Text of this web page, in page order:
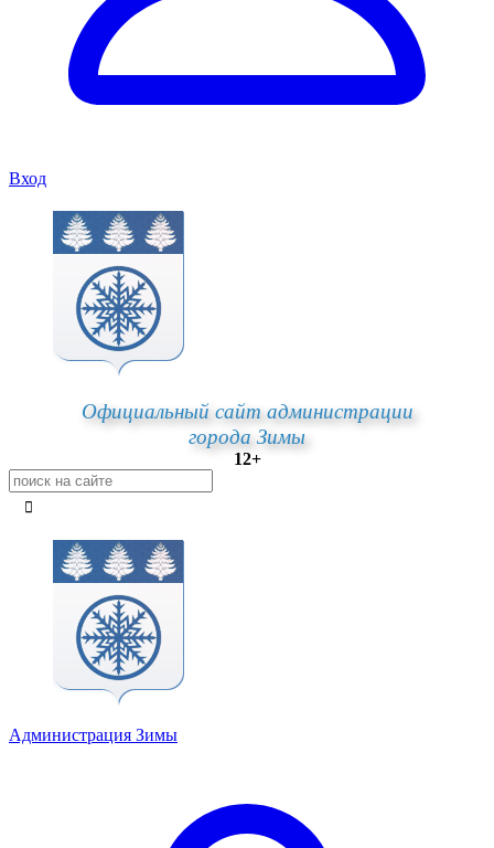
Вход
Официальный сайт администрации
города Зимы
12+
Администрация Зимы